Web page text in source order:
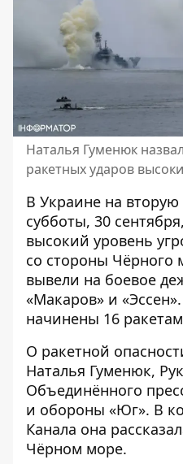
Наталья Гуменюк
ракетных ударов
В Украине на
субботы, 30
высокий уровень
со стороны Чёрного
вывели на боевое
«Макаров» и
начинены 16
О ракетной
Наталья Гуменюк,
Объединённого
и обороны «Юг». В
Канала она
Чёрном море.